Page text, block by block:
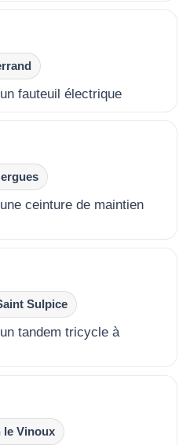
fauteuil électrique
ceinture de maintien
Sulpice
tandem tricycle à
le Vinoux